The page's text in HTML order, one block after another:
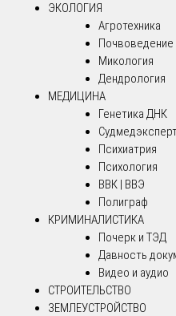
ЭКОЛОГИЯ
Агротехника
Почвоведение
Микология
Дендрология
МЕДИЦИНА
Генетика ДНК
Психиатрия
Психология
ВВК | ВВЭ
Полиграф
КРИМИНАЛИСТИКА
Почерк и ТЭД
Давность
Видео и аудио
СТРОИТЕЛЬСТВО
ЗЕМЛЕУСТРОЙСТВО